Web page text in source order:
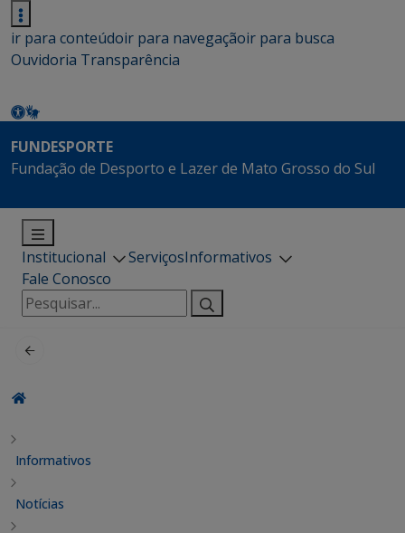
ir para conteúdoir para navegaçãoir para busca
Ouvidoria Transparência
FUNDESPORTE
Fundação de Desporto e Lazer de Mato Grosso do Sul
Institucional ServiçosInformativos
Fale Conosco
Pesquisar
por:
Informativos
Notícias